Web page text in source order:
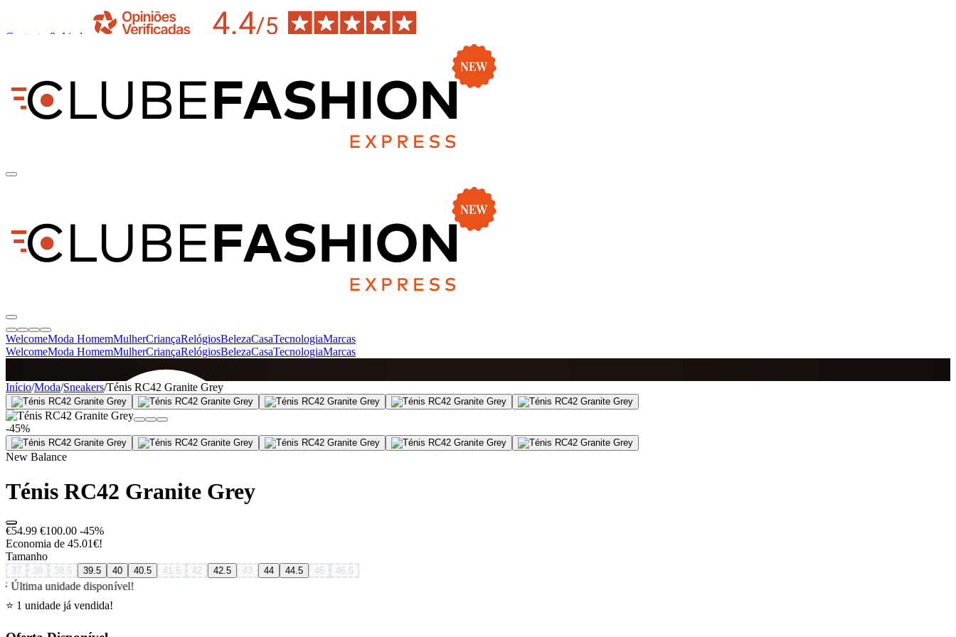
Contacto & Ajuda
WelcomeModa HomemMulherCriançaRelógiosBelezaCasaTecnologiaMarcas
WelcomeModa HomemMulherCriançaRelógiosBelezaCasaTecnologiaMarcas
SINCE 2005
+de 36.000 reviews
Início/Moda/Sneakers/Ténis RC42 Granite Grey
-45%
New Balance
Ténis RC42 Granite Grey
€54.99 €100.00 -45%
Economia de 45.01€!
Tamanho
37 38 38.5 39.5 40 40.5 41.5 42 42.5 43 44 44.5 45 46.5
⚡ Última unidade disponível!
⭐ 1 unidade já vendida!